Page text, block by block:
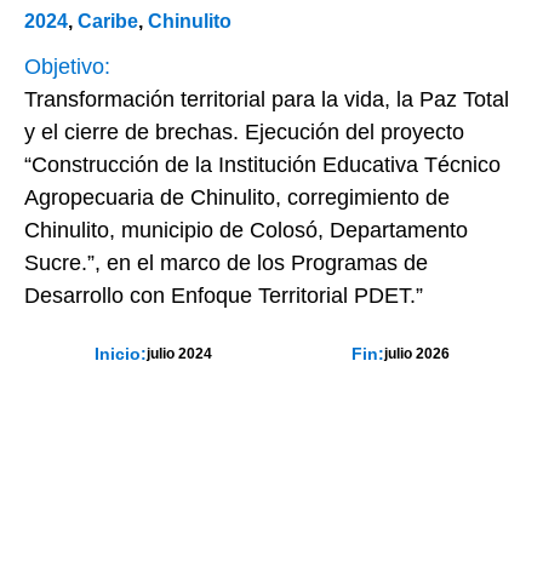
2024, Caribe, Chinulito
Objetivo:
Transformación territorial para la vida, la Paz Total
y el cierre de brechas. Ejecución del proyecto
“Construcción de la Institución Educativa Técnico
Agropecuaria de Chinulito, corregimiento de
Chinulito, municipio de Colosó, Departamento
Sucre.”, en el marco de los Programas de
Desarrollo con Enfoque Territorial PDET.”
Inicio:julio 2024 Fin:julio 2026